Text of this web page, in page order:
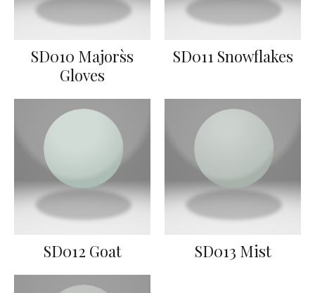
SD010 Majors`s
Gloves
SD011 Snowflakes
SD012 Goat SD013 Mist